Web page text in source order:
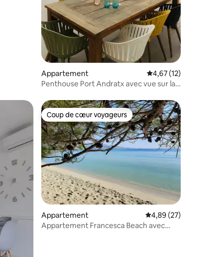
Appartement Évaluation moyenne
4,67 (12)
Penthouse Port Andratx avec vue sur la
: 5 sur 5
Coup de cœur voyageurs
Coup de cœur voyageurs
Appartement Évaluation moyenne
4,89 (27)
Appartement Francesca Beach avec